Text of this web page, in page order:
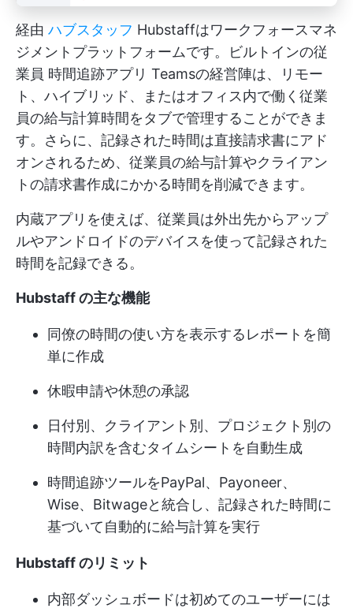
経由 ハブスタッフ Hubstaffはワークフォースマネ
ジメントプラットフォームです。ビルトインの従
業員 時間追跡アプリ Teamsの経営陣は、リモー
ト、ハイブリッド、またはオフィス内で働く従業
員の給与計算時間をタブで管理することができま
す。さらに、記録された時間は直接請求書にアド
オンされるため、従業員の給与計算やクライアン
トの請求書作成にかかる時間を削減できます。
内蔵アプリを使えば、従業員は外出先からアップ
ルやアンドロイドのデバイスを使って記録された
時間を記録できる。
Hubstaff の主な機能
同僚の時間の使い方を表示するレポートを簡
単に作成
休暇申請や休憩の承認
日付別、クライアント別、プロジェクト別の
時間内訳を含むタイムシートを自動生成
時間追跡ツールをPayPal、Payoneer、
Wise、Bitwageと統合し、記録された時間に
基づいて自動的に給与計算を実行
Hubstaff のリミット
内部ダッシュボードは初めてのユーザーには